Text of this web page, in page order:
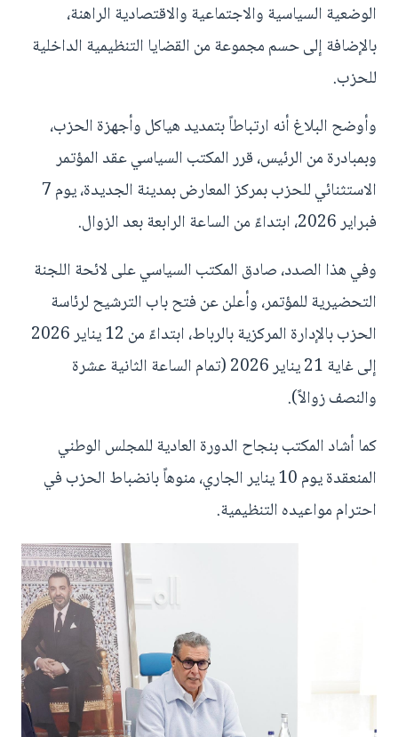
الوضعية السياسية والاجتماعية والاقتصادية الراهنة،
بالإضافة إلى حسم مجموعة من القضايا التنظيمية الداخلية
للحزب.
وأوضح البلاغ أنه ارتباطاً بتمديد هياكل وأجهزة الحزب،
وبمبادرة من الرئيس، قرر المكتب السياسي عقد المؤتمر
الاستثنائي للحزب بمركز المعارض بمدينة الجديدة، يوم 7
فبراير 2026، ابتداءً من الساعة الرابعة بعد الزوال.
وفي هذا الصدد، صادق المكتب السياسي على لائحة اللجنة
التحضيرية للمؤتمر، وأعلن عن فتح باب الترشيح لرئاسة
الحزب بالإدارة المركزية بالرباط، ابتداءً من 12 يناير 2026
إلى غاية 21 يناير 2026 (تمام الساعة الثانية عشرة
والنصف زوالاً).
كما أشاد المكتب بنجاح الدورة العادية للمجلس الوطني
المنعقدة يوم 10 يناير الجاري، منوهاً بانضباط الحزب في
احترام مواعيده التنظيمية.